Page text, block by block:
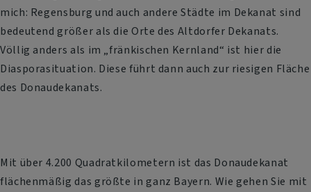
mich: Regensburg und auch andere Städte im Dekanat sind
bedeutend größer als die Orte des Altdorfer Dekanats.
Völlig anders als im „fränkischen Kernland“ ist hier die
Diasporasituation. Diese führt dann auch zur riesigen Fläche
des Donaudekanats.
Mit über 4.200 Quadratkilometern ist das Donaudekanat
flächenmäßig das größte in ganz Bayern. Wie gehen Sie mit